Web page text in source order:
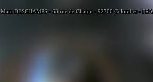
Marc DESCHAMPS - 63 rue de Chatou - 92700 Colombes -